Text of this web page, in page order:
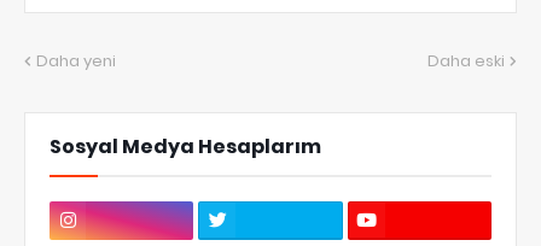
Daha yeni Daha eski
Sosyal Medya Hesaplarım